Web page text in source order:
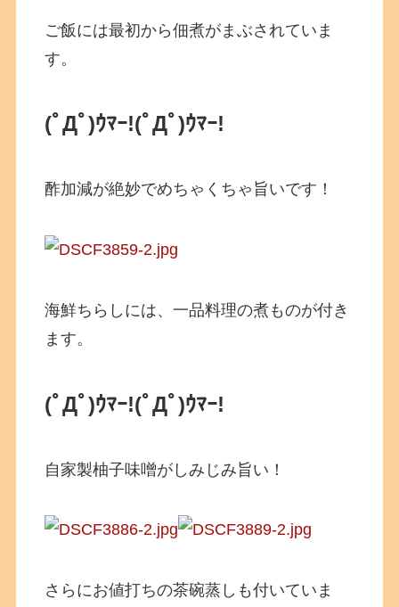
ご飯には最初から佃煮がまぶされていま
す。
(ﾟДﾟ)ｳﾏｰ!(ﾟДﾟ)ｳﾏｰ!
酢加減が絶妙でめちゃくちゃ旨いです！
海鮮ちらしには、一品料理の煮ものが付き
ます。
(ﾟДﾟ)ｳﾏｰ!(ﾟДﾟ)ｳﾏｰ!
自家製柚子味噌がしみじみ旨い！
さらにお値打ちの茶碗蒸しも付いていま